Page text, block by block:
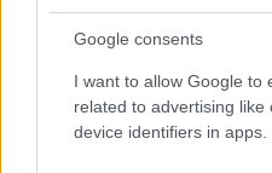
Google consents
I want to allow Google to
related to advertising like
device identifiers in apps.
MASTROLUCA
ProGP
A. MAHENDRA Team